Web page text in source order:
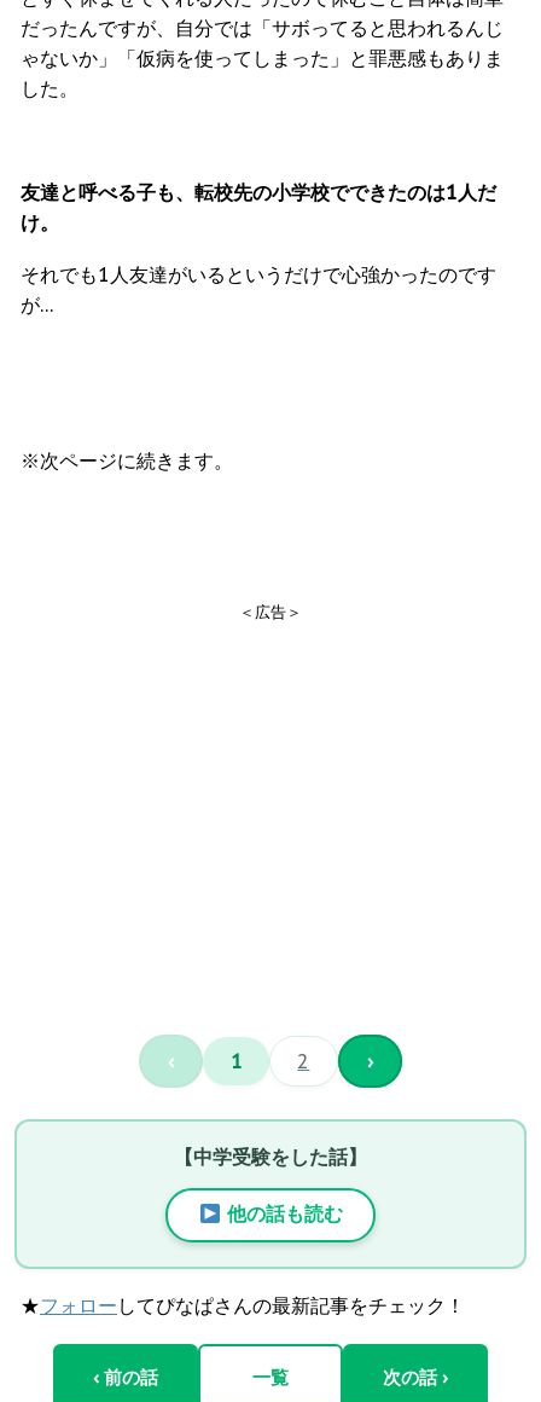
だったんですが、自分では「サボってると思われるんじ
ゃないか」「仮病を使ってしまった」と罪悪感もありま
した。
友達と呼べる子も、転校先の小学校でできたのは1人だ
け。
それでも1人友達がいるというだけで心強かったのです
が…
※次ページに続きます。
＜広告＞
‹ 1 2 ›
【中学受験をした話】
他の話も読む
★フォロー してぴなぱさんの最新記事をチェック！
‹ 前の話 一覧 次の話 ›